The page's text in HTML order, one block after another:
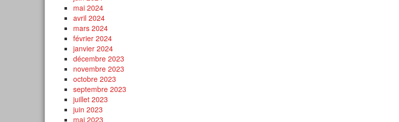
mai 2024
avril 2024
mars 2024
février 2024
janvier 2024
décembre 2023
novembre 2023
octobre 2023
septembre 2023
juillet 2023
juin 2023
mai 2023